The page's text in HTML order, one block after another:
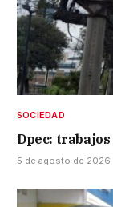
SOCIEDAD
Dpec:
5 de agosto de 2026